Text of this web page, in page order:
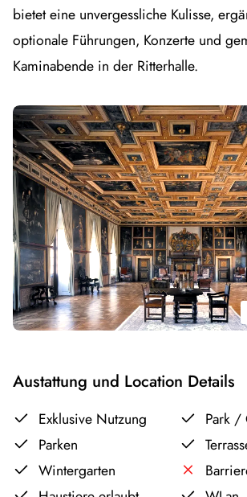
bietet eine unvergessliche Kulisse,
optionale Führungen, Konzerte und
Kaminabende in der Ritterhalle.
Austattung und Location Details
Exklusive Nutzung
Park /
Parken
Wintergarten